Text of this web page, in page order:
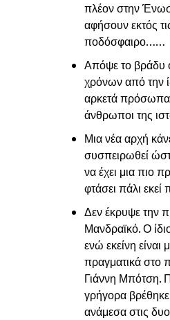
πλέον στην
αφήσουν εκτός
ποδόσφαιρο……
Απόψε το βράδυ
χρόνων από την
αρκετά πρόσωπα
άνθρωποι της
Μια νέα αρχή
συσπειρωθεί
να έχει μια πιο
φτάσει πάλι
Δεν έκρυψε την
Μανδραϊκό. Ο
ενώ εκείνη
πραγματικά στο
Γιάννη Μπότση.
γρήγορα βρέθηκε
ανάμεσα στις